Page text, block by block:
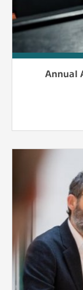
Annual